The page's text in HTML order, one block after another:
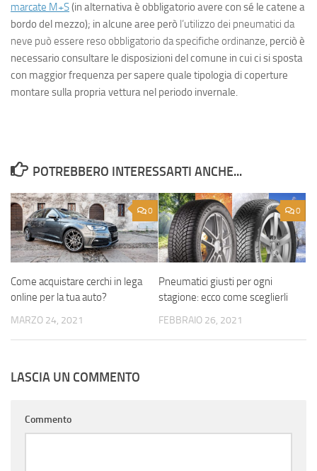
marcate M+S(in alternativa è obbligatorio avere con sé le catene a
bordo del mezzo); in alcune aree però l’utilizzo dei pneumatici da
neve può essere reso obbligatorio da specifiche ordinanze, perciò è
necessario consultare le disposizioni del comune in cui ci si sposta
con maggior frequenza per sapere quale tipologia di coperture
montare sulla propria vettura nel periodo invernale.
POTREBBERO INTERESSARTI ANCHE...
0
Come acquistare cerchi in lega
online per la tua auto?
MARZO 24, 2021
0
Pneumatici giusti per ogni
stagione: ecco come sceglierli
FEBBRAIO 26, 2021
LASCIA UN COMMENTO
Commento